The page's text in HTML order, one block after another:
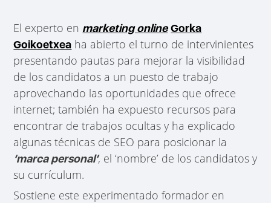
El experto en marketing online Gorka
Goikoetxea ha abierto el turno de intervinientes
presentando pautas para mejorar la visibilidad
de los candidatos a un puesto de trabajo
aprovechando las oportunidades que ofrece
internet; también ha expuesto recursos para
encontrar de trabajos ocultas y ha explicado
algunas técnicas de SEO para posicionar la
‘marca personal’, el ‘nombre’ de los candidatos y
su currículum.
Sostiene este experimentado formador en